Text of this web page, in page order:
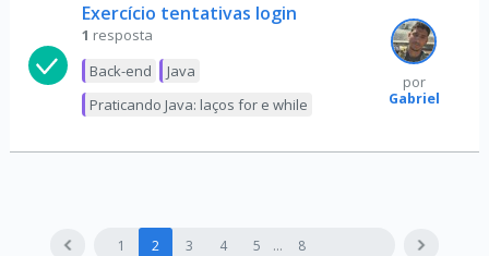
Exercício tentativas login
1 resposta
Back-end
Java
Praticando Java: laços for e while
por
Gabriel
1 2 3 4 5 8